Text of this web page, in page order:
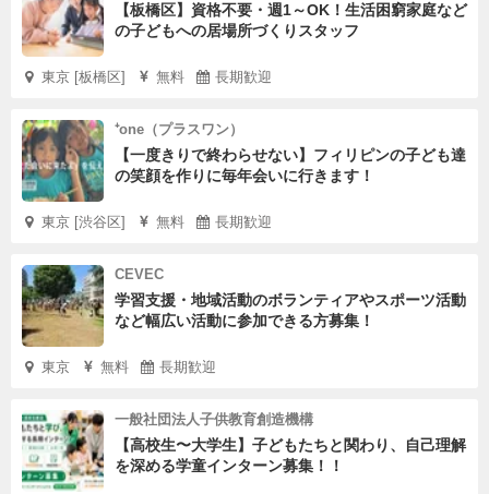
【板橋区】資格不要・週1～OK！生活困窮家庭など
の子どもへの居場所づくりスタッフ
東京 [板橋区] 無料 長期歓迎
⁺one（プラスワン）
【一度きりで終わらせない】フィリピンの子ども達
の笑顔を作りに毎年会いに行きます！
東京 [渋谷区] 無料 長期歓迎
CEVEC
学習支援・地域活動のボランティアやスポーツ活動
など幅広い活動に参加できる方募集！
東京 無料 長期歓迎
一般社団法人子供教育創造機構
【高校生〜大学生】子どもたちと関わり、自己理解
を深める学童インターン募集！！